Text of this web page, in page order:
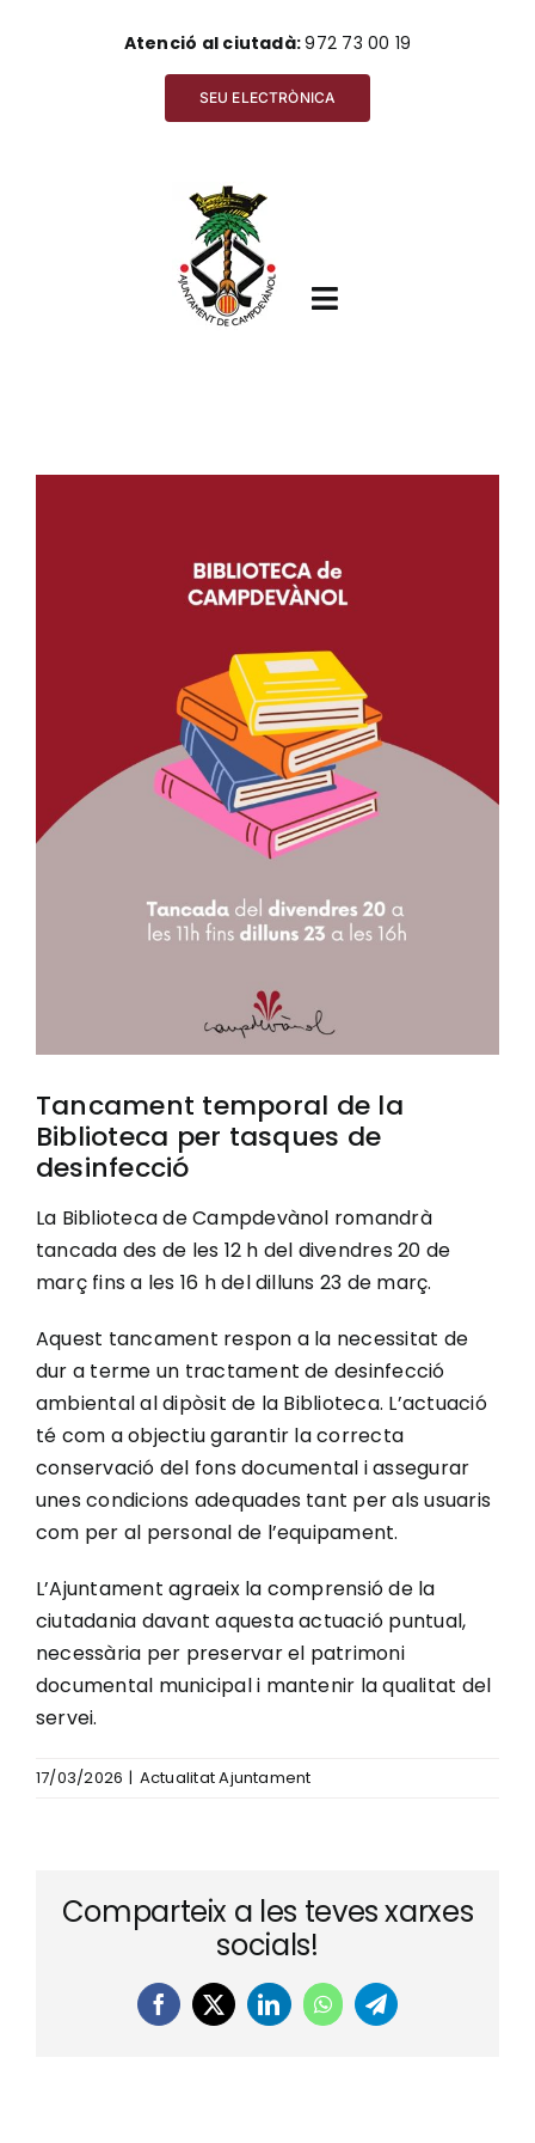
Atenció al ciutadà:972 73 00 19
SEU ELECTRÒNICA
Toggle
Cerca
Tancament temporal de la
Biblioteca per tasques de
desinfecció
La Biblioteca de Campdevànol romandrà
tancada des de les 12 h del divendres 20 de
març fins a les 16 h del dilluns 23 de març.
Aquest tancament respon a la necessitat de
dur a terme un tractament de desinfecció
ambiental al dipòsit de la Biblioteca. L’actuació
té com a objectiu garantir la correcta
conservació del fons documental i assegurar
unes condicions adequades tant per als usuaris
com per al personal de l’equipament.
L’Ajuntament agraeix la comprensió de la
ciutadania davant aquesta actuació puntual,
necessària per preservar el patrimoni
documental municipal i mantenir la qualitat del
servei.
17/03/2026 | Actualitat Ajuntament
Comparteix a les teves xarxes
socials!
Facebook
X LinkedInWhatsAppTelegram